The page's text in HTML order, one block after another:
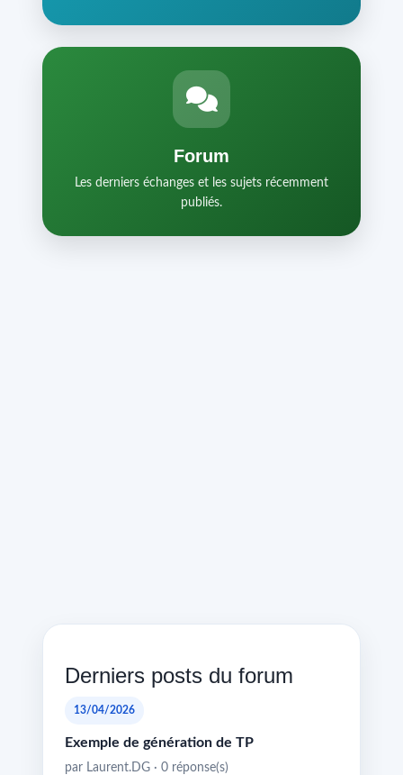
Forum
Les derniers échanges et les sujets récemment
publiés.
Derniers posts du forum
13/04/2026
Exemple de génération de TP
par Laurent.DG · 0 réponse(s)